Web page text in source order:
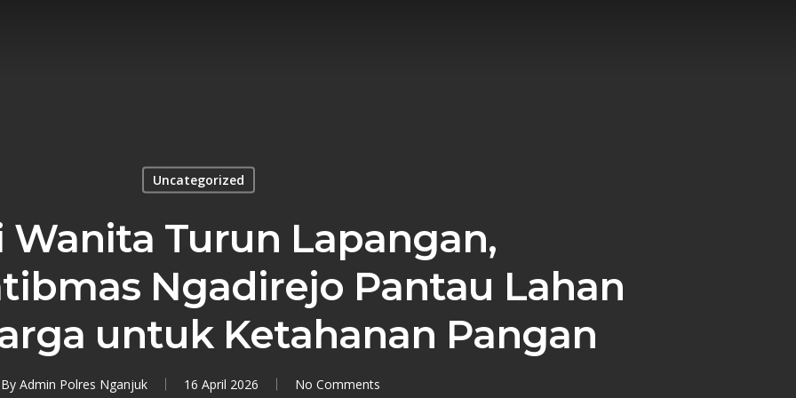
Uncategorized
Wanita Turun Lapangan,
Ngadirejo Pantau Lahan
untuk Ketahanan Pangan
By Admin Polres Nganjuk 16 April 2026 No Comments